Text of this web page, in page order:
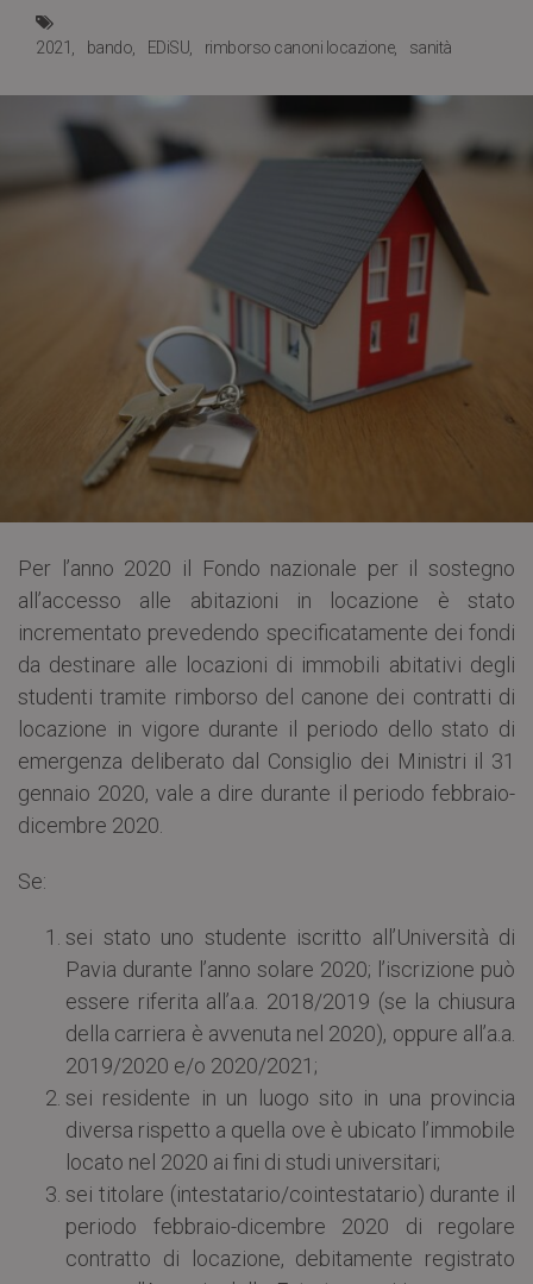
2021 bando EDiSU rimborso canoni locazione sanità
Per l’anno 2020 il Fondo nazionale per il sostegno
all’accesso alle abitazioni in locazione è stato
incrementato prevedendo specificatamente dei fondi
da destinare alle locazioni di immobili abitativi degli
studenti tramite rimborso del canone dei contratti di
locazione in vigore durante il periodo dello stato di
emergenza deliberato dal Consiglio dei Ministri il 31
gennaio 2020, vale a dire durante il periodo febbraio-
dicembre 2020.
Se:
sei stato uno studente iscritto all’Università di
Pavia durante l’anno solare 2020; l’iscrizione può
essere riferita all’a.a. 2018/2019 (se la chiusura
della carriera è avvenuta nel 2020), oppure all’a.a.
2019/2020 e/o 2020/2021;
sei residente in un luogo sito in una provincia
diversa rispetto a quella ove è ubicato l’immobile
locato nel 2020 ai fini di studi universitari;
sei titolare (intestatario/cointestatario) durante il
periodo febbraio-dicembre 2020 di regolare
contratto di locazione, debitamente registrato